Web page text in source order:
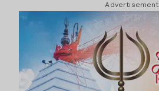
Advertisement